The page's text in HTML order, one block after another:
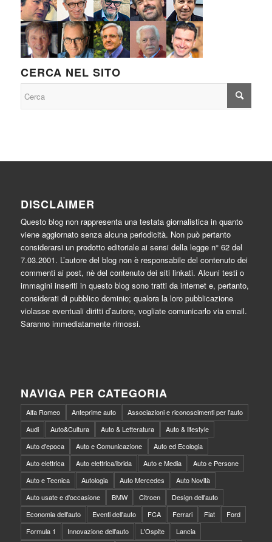
CERCA NEL SITO
DISCLAIMER
Questo blog non rappresenta una testata giornalistica in quanto
viene aggiornato senza alcuna periodicità. Non può pertanto
considerarsi un prodotto editoriale ai sensi della legge n° 62 del
7.03.2001. L’autore del blog non è responsabile del contenuto dei
commenti ai post, nè del contenuto dei siti linkati. Alcuni testi o
immagini inseriti in questo blog sono tratti da internet e, pertanto,
considerati di pubblico dominio; qualora la loro pubblicazione
violasse eventuali diritti d’autore, vogliate comunicarlo via email.
Saranno immediatamente rimossi.
NAVIGA PER CATEGORIA
Alfa Romeo Anteprime auto
Associazioni e riconoscimenti per l'auto
Audi
Auto&Cultura Auto & Letteratura
Auto & lifestyle
Auto d'epoca
Auto e Comunicazione
Auto ed Ecologia
Auto elettrica
Auto elettrica/ibrida Auto e Media
Auto e Persone
Auto e Tecnica
Autologia Auto Mercedes
Auto Novità
Auto usate e d'occasione
BMW Citroen
Design dell'auto
Economia dell'auto
Eventi dell'auto FCA Ferrari Fiat
Ford
Formula 1
Innovazione dell'auto L'Ospite
Lancia